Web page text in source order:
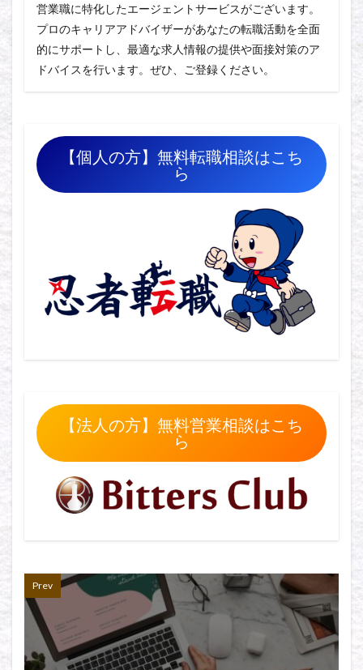
営業職に特化したエージェントサービスがございます。
プロのキャリアアドバイザーがあなたの転職活動を全面
的にサポートし、最適な求人情報の提供や面接対策のア
ドバイスを行います。ぜひ、ご登録ください。
【個人の方】無料転職相談はこち
ら
【法人の方】無料営業相談はこち
ら
Prev